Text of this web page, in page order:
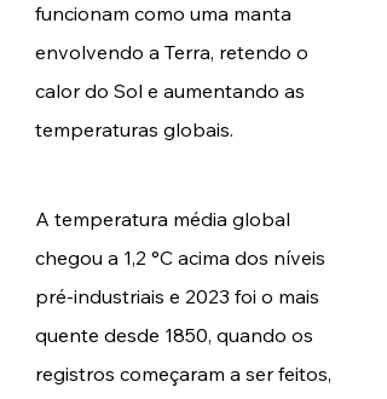
funcionam como uma manta
envolvendo a Terra, retendo o
calor do Sol e aumentando as
temperaturas globais.
A temperatura média global
chegou a 1,2 °C acima dos níveis
pré-industriais e 2023 foi o mais
quente desde 1850, quando os
registros começaram a ser feitos,